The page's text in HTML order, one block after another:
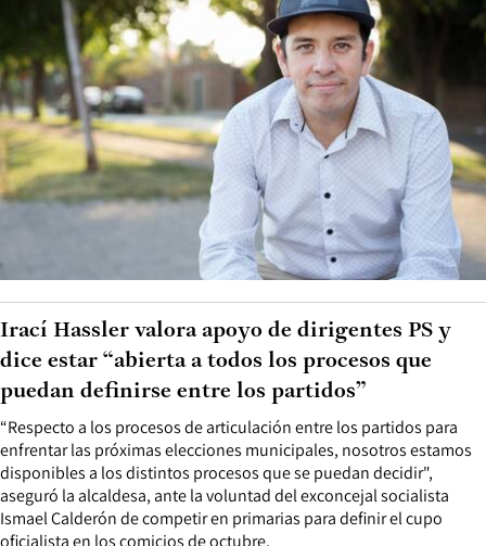
“Respecto a los procesos de articulación entre los partidos para
enfrentar las próximas elecciones municipales, nosotros estamos
disponibles a los distintos procesos que se puedan decidir",
aseguró la alcaldesa, ante la voluntad del exconcejal socialista
Ismael Calderón de competir en primarias para definir el cupo
Irací Hassler valora apoyo de dirigentes PS y
dice estar “abierta a todos los procesos que
puedan definirse entre los partidos”